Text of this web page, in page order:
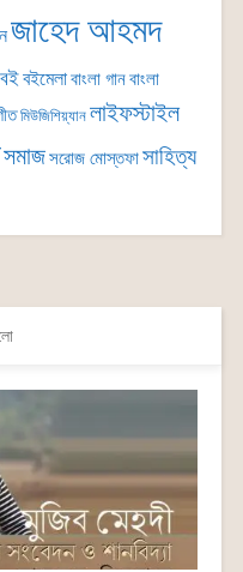
জাহেদ আহমদ
বইবইমেলাবাংলা গানবাংলা
মিউজিশিয়্যান লাইফস্টাইল
সমাজসরোজ মোস্তফাসাহিত্য